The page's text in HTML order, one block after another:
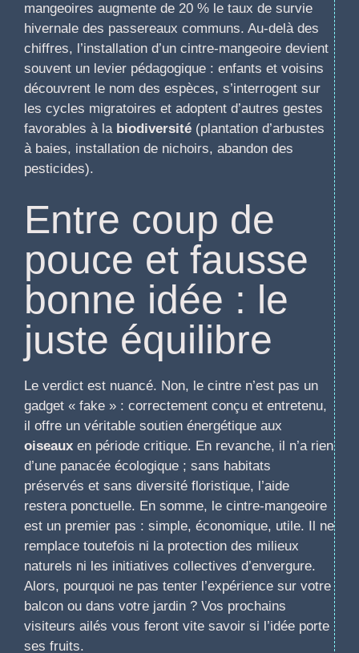
mangeoires augmente de 20 % le taux de survie
hivernale des passereaux communs. Au-delà des
chiffres, l’installation d’un cintre-mangeoire devient
souvent un levier pédagogique : enfants et voisins
découvrent le nom des espèces, s’interrogent sur
les cycles migratoires et adoptent d’autres gestes
favorables à la biodiversité (plantation d’arbustes
à baies, installation de nichoirs, abandon des
pesticides).
Entre coup de
pouce et fausse
bonne idée : le
juste équilibre
Le verdict est nuancé. Non, le cintre n’est pas un
gadget « fake » : correctement conçu et entretenu,
il offre un véritable soutien énergétique aux
oiseaux en période critique. En revanche, il n’a rien
d’une panacée écologique ; sans habitats
préservés et sans diversité floristique, l’aide
restera ponctuelle. En somme, le cintre-mangeoire
est un premier pas : simple, économique, utile. Il ne
remplace toutefois ni la protection des milieux
naturels ni les initiatives collectives d’envergure.
Alors, pourquoi ne pas tenter l’expérience sur votre
balcon ou dans votre jardin ? Vos prochains
visiteurs ailés vous feront vite savoir si l’idée porte
ses fruits.